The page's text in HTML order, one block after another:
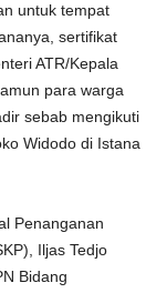
untuk tempat
sertifikat
ATR/Kepala
para warga
sebab mengikuti
Widodo di Istana
Penanganan
Iljas Tedjo
Bidang